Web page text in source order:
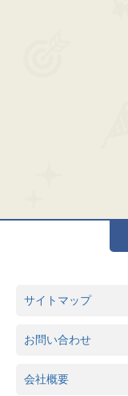
サイトマップ
お問い合わせ
会社概要